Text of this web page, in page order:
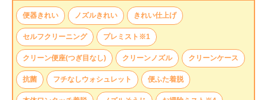
便器きれい ノズルきれい きれい仕上げ
セルフクリーニング プレミスト※1
クリーン便座(つぎ目なし) クリーンノズル クリーンケース
抗菌 フチなしウォシュレット 便ふた着脱